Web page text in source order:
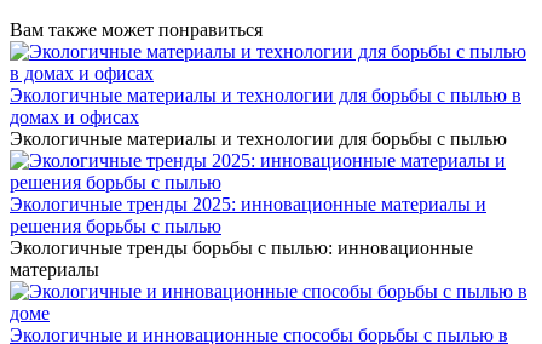
Вам также может понравиться
Экологичные материалы и технологии для борьбы с пылью в
домах и офисах
Экологичные материалы и технологии для борьбы с пылью
Экологичные тренды 2025: инновационные материалы и
решения борьбы с пылью
Экологичные тренды борьбы с пылью: инновационные
материалы
Экологичные и инновационные способы борьбы с пылью в